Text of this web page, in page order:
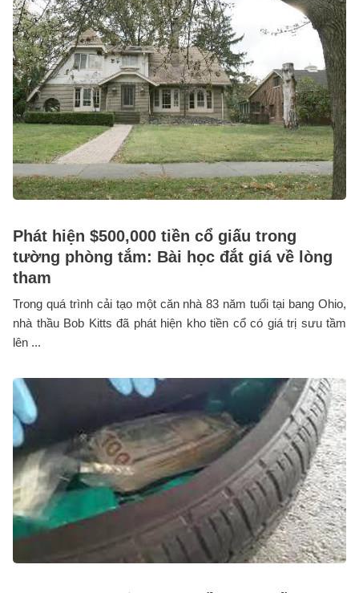
Phát hiện $500,000 tiền cổ giấu trong
tường phòng tắm: Bài học đắt giá về lòng
tham
Trong quá trình cải tạo một căn nhà 83 năm tuổi tại bang Ohio,
nhà thầu Bob Kitts đã phát hiện kho tiền cổ có giá trị sưu tầm
lên ...